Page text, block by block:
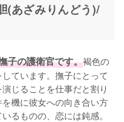
(あざみりんどう)/
子の護衛官です。褐色の
ています。撫子にとって
じることを仕事だと割り
機に彼女への向き合い方
るものの、恋には鈍感。